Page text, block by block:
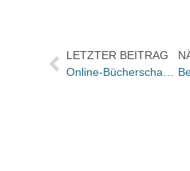
LETZTER BEITRAG